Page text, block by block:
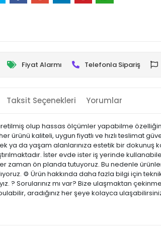
Fiyat Alarmı Telefonla Sipariş
Taksit Seçenekleri Yorumlar
olup hassas ölçümler yapabilme özelliğine
kaliteli, uygun fiyatlı ve hızlı teslimat
ya da yaşam alanlarınıza estetik bir dokunuş
İster evde ister iş yerinde
zaman ön planda tutuyoruz. Bu nedenle
⚙️ Ürün hakkında daha fazla bilgi için
? Sorularınız mı var? Bize ulaşmaktan
aradığınız her şeye kolayca